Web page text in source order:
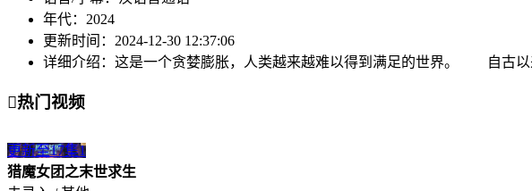
年代： 2024
更新时间： 2024-12-30 12:37:06
详细介绍： 这是一个贪婪膨胀，人类越来越难以得到满足的世界。 自古
热门视频
更新至17集1
猎魔女团之末世求生